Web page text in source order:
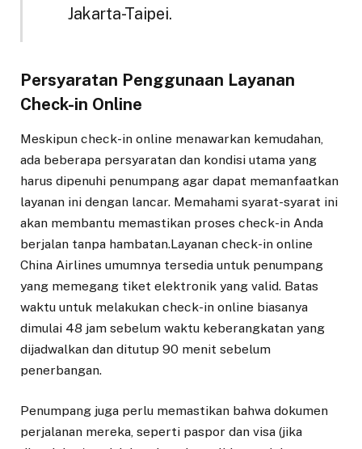
Jakarta-Taipei.
Persyaratan Penggunaan Layanan
Check-in Online
Meskipun check-in online menawarkan kemudahan,
ada beberapa persyaratan dan kondisi utama yang
harus dipenuhi penumpang agar dapat memanfaatkan
layanan ini dengan lancar. Memahami syarat-syarat ini
akan membantu memastikan proses check-in Anda
berjalan tanpa hambatan.Layanan check-in online
China Airlines umumnya tersedia untuk penumpang
yang memegang tiket elektronik yang valid. Batas
waktu untuk melakukan check-in online biasanya
dimulai 48 jam sebelum waktu keberangkatan yang
dijadwalkan dan ditutup 90 menit sebelum
penerbangan.
Penumpang juga perlu memastikan bahwa dokumen
perjalanan mereka, seperti paspor dan visa (jika